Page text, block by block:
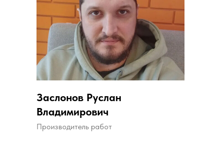
Заслонов Руслан
Владимирович
Производитель работ